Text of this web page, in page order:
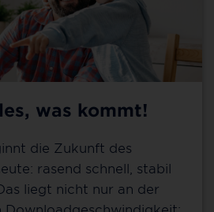
was kommt!
die Zukunft des
rasend schnell, stabil
liegt nicht nur an der
Downloadgeschwindigkeit: